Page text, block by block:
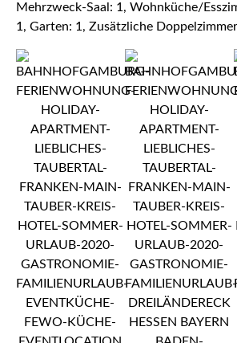
Mehrzweck-Saal: 1, Wohnküche/
1, Garten: 1, Zusätzliche